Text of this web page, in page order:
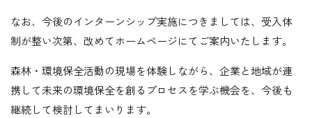
なお、今後のインターンシップ実施につきましては、受入体
制が整い次第、改めてホームページにてご案内いたします。
森林・環境保全活動の現場を体験しながら、企業と地域が連
携して未来の環境保全を創るプロセスを学ぶ機会を、今後も
継続して検討してまいります。